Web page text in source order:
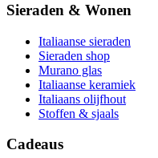
Sieraden & Wonen
Italiaanse sieraden
Sieraden shop
Murano glas
Italiaanse keramiek
Italiaans olijfhout
Stoffen & sjaals
Cadeaus